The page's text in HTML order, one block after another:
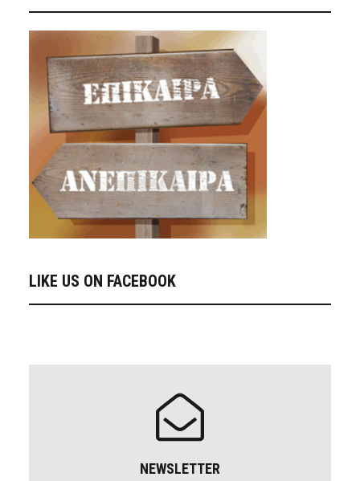
LIKE US ON FACEBOOK
NEWSLETTER